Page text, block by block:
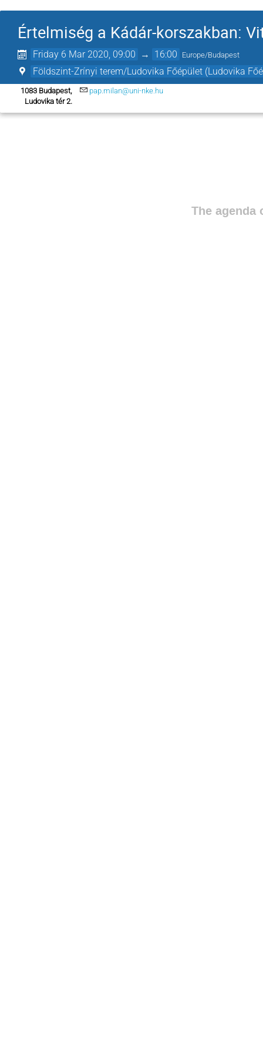
Értelmiség a Kádár-korszakban:
Friday 6 Mar 2020, 09:00 → 16:00 Europe/Budapest
Földszint-Zrínyi terem/Ludovika Főépület (Ludovika
1083 Budapest,
Ludovika tér 2.
pap.milan@uni-nke.hu
The